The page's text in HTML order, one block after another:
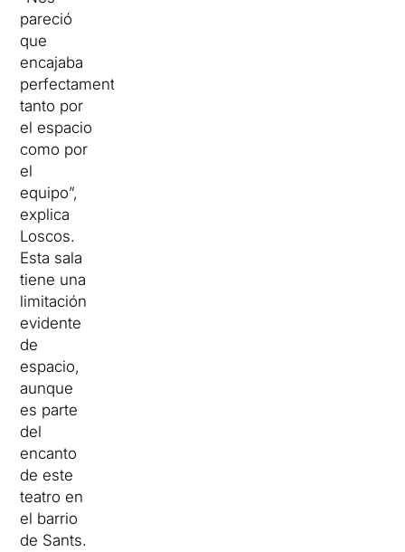
pareció
que
encajaba
perfectamente
tanto por
el espacio
como por
el
equipo”,
explica
Loscos.
Esta sala
tiene una
limitación
evidente
de
espacio,
aunque
es parte
del
encanto
de este
teatro en
el barrio
de Sants.